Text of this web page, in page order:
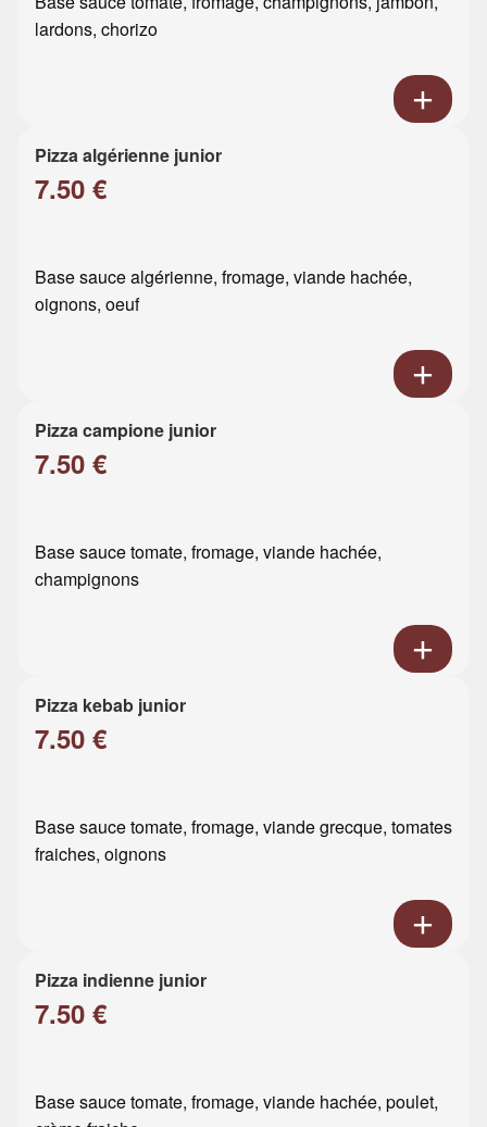
lardons, chorizo
Pizza algérienne junior
7.50 €
Base sauce algérienne, fromage, viande hachée,
oignons, oeuf
Pizza campione junior
7.50 €
Base sauce tomate, fromage, viande hachée,
champignons
Pizza kebab junior
7.50 €
Base sauce tomate, fromage, viande grecque, tomates
fraiches, oignons
Pizza indienne junior
7.50 €
Base sauce tomate, fromage, viande hachée, poulet,